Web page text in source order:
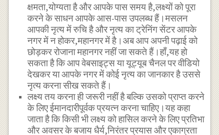
क्षमता,योग्यता है और आपके पास समय है,लक्ष्यों को पूरा
करने के साधन आपके आस-पास उपलब्ध हैं।मसलन
आपकी नृत्य में रुचि है और नृत्य का ट्रेनिंग सेंटर आपके
नगर में न होकर,महानगर में है।अब आप अपनी पढ़ाई को
छोड़कर रोजाना महानगर नहीं जा सकते हैं।हाँ,यह हो
सकता है कि आप वेबसाइट्स या यूट्यूब चैनल पर वीडियो
देखकर या आपके नगर में कोई नृत्य का जानकार है उससे
नृत्य करना सीख सकते हैं।
लक्ष्य तय करना ही जरूरी नहीं है बल्कि उसको प्राप्त करने
के लिए ईमानदारीपूर्वक प्रयत्न करना चाहिए।यह कहा
जाता है कि किसी भी लक्ष्य को हासिल करने के लिए प्रतिभा
और अवसर के बजाय धैर्य,निरंतर प्रयास और एकाग्रता